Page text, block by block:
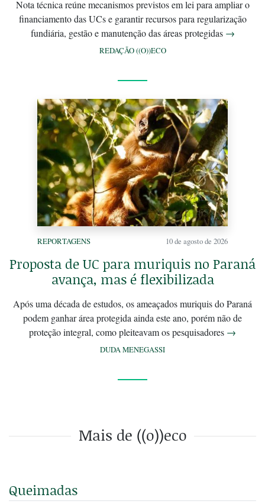
Nota técnica reúne mecanismos previstos em lei para ampliar o
financiamento das UCs e garantir recursos para regularização
fundiária, gestão e manutenção das áreas protegidas →
REDAÇÃO ((O))ECO
REPORTAGENS 10 de agosto de 2026
Proposta de UC para muriquis no Paraná
avança, mas é flexibilizada
Após uma década de estudos, os ameaçados muriquis do Paraná
podem ganhar área protegida ainda este ano, porém não de
proteção integral, como pleiteavam os pesquisadores →
DUDA MENEGASSI
Mais de ((o))eco
Queimadas